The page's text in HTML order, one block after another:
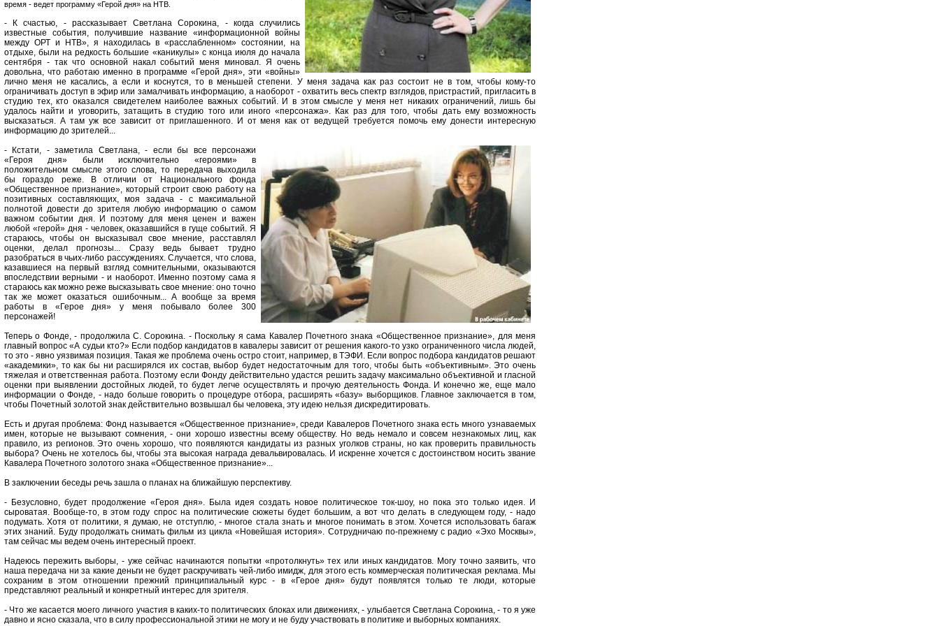
время - ведет программу «Герой дня» на НТВ.
- К счастью, - рассказывает Светлана Сорокина, - когда случились
известные события, получившие название «информационной войны
между ОРТ и НТВ», я находилась в «расслабленном» состоянии, на
отдыхе, были на редкость большие «каникулы» с конца июля до начала
сентября - так что основной накал событий меня миновал. Я очень
довольна, что работаю именно в программе «Герой дня», эти «войны»
лично меня не касались, а если и коснутся, то в меньшей степени. У меня задача как раз состоит не в том, чтобы кому-то
ограничивать доступ в эфир или замалчивать информацию, а наоборот - охватить весь спектр взглядов, пристрастий, пригласить в
студию тех, кто оказался свидетелем наиболее важных событий. И в этом смысле у меня нет никаких ограничений, лишь бы
удалось найти и уговорить, затащить в студию того или иного «персонажа». Как раз для того, чтобы дать ему возможность
высказаться. А там уж все зависит от приглашенного. И от меня как от ведущей требуется помочь ему донести интересную
информацию до зрителей...
- Кстати, - заметила Светлана, - если бы все персонажи
«Героя дня» были исключительно «героями» в
положительном смысле этого слова, то передача выходила
бы гораздо реже. В отличии от Национального фонда
«Общественное признание», который строит свою работу на
позитивных составляющих, моя задача - с максимальной
полнотой довести до зрителя любую информацию о самом
важном событии дня. И поэтому для меня ценен и важен
любой «герой» дня - человек, оказавшийся в гуще событий. Я
стараюсь, чтобы он высказывал свое мнение, расставлял
оценки, делал прогнозы... Сразу ведь бывает трудно
разобраться в чьих-либо рассуждениях. Случается, что слова,
казавшиеся на первый взгляд сомнительными, оказываются
впоследствии верными - и наоборот. Именно поэтому сама я
стараюсь как можно реже высказывать свое мнение: оно точно
так же может оказаться ошибочным... А вообще за время
работы в «Герое дня» у меня побывало более 300
персонажей!
Теперь о Фонде, - продолжила С. Сорокина. - Поскольку я сама Кавалер Почетного знака «Общественное признание», для меня
главный вопрос «А судьи кто?» Если подбор кандидатов в кавалеры зависит от решения какого-то узко ограниченного числа людей,
то это - явно уязвимая позиция. Такая же проблема очень остро стоит, например, в ТЭФИ. Если вопрос подбора кандидатов решают
«академики», то как бы ни расширялся их состав, выбор будет недостаточным для того, чтобы быть «объективным». Это очень
тяжелая и ответственная работа. Поэтому если Фонду действительно удастся решить задачу максимально объективной и гласной
оценки при выявлении достойных людей, то будет легче осуществлять и прочую деятельность Фонда. И конечно же, еще мало
информации о Фонде, - надо больше говорить о процедуре отбора, расширять «базу» выборщиков. Главное заключается в том,
чтобы Почетный золотой знак действительно возвышал бы человека, эту идею нельзя дискредитировать.
Есть и другая проблема: Фонд называется «Общественное признание», среди Кавалеров Почетного знака есть много узнаваемых
имен, которые не вызывают сомнения, - они хорошо известны всему обществу. Но ведь немало и совсем незнакомых лиц, как
правило, из регионов. Это очень хорошо, что появляются кандидаты из разных уголков страны, но как проверить правильность
выбора? Очень не хотелось бы, чтобы эта высокая награда девальвировалась. И искренне хочется с достоинством носить звание
Кавалера Почетного золотого знака «Общественное признание»...
В заключении беседы речь зашла о планах на ближайшую перспективу.
- Безусловно, будет продолжение «Героя дня». Была идея создать новое политическое ток-шоу, но пока это только идея. И
сыроватая. Вообще-то, в этом году спрос на политические сюжеты будет большим, а вот что делать в следующем году, - надо
подумать. Хотя от политики, я думаю, не отступлю, - многое стала знать и многое понимать в этом. Хочется использовать багаж
этих знаний. Буду продолжать снимать фильм из цикла «Новейшая история». Сотрудничаю по-прежнему с радио «Эхо Москвы»,
там сейчас мы ведем очень интересный проект.
Надеюсь пережить выборы, - уже сейчас начинаются попытки «протолкнуть» тех или иных кандидатов. Могу точно заявить, что
наша передача ни за какие деньги не будет раскручивать чей-либо имидж, для этого есть коммерческая политическая реклама. Мы
сохраним в этом отношении прежний принципиальный курс - в «Герое дня» будут появлятся только те люди, которые
представляют реальный и конкретный интерес для зрителя.
- Что же касается моего личного участия в каких-то политических блоках или движениях, - улыбается Светлана Сорокина, - то я уже
давно и ясно сказала, что в силу профессиональной этики не могу и не буду участвовать в политике и выборных компаниях.